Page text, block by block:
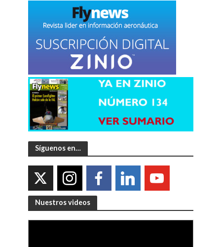
Síguenos en…
Nuestros videos